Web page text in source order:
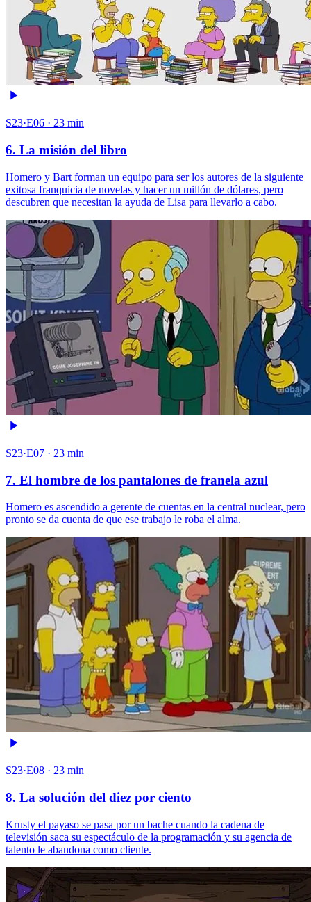
S23·E06 · 23 min
6. La misión del libro
Homero y Bart forman un equipo para ser los autores de la siguiente
exitosa franquicia de novelas y hacer un millón de dólares, pero
descubren que necesitan la ayuda de Lisa para llevarlo a cabo.
S23·E07 · 23 min
7. El hombre de los pantalones de franela azul
Homero es ascendido a gerente de cuentas en la central nuclear, pero
pronto se da cuenta de que ese trabajo le roba el alma.
S23·E08 · 23 min
8. La solución del diez por ciento
Krusty el payaso se pasa por un bache cuando la cadena de
televisión saca su espectáculo de la programación y su agencia de
talento le abandona como cliente.